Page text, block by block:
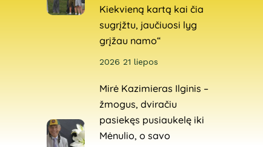
Kiekvieną kartą kai čia
sugrįžtu, jaučiuosi lyg
grįžau namo“
2026 21 liepos
Mirė Kazimieras Ilginis –
žmogus, dviračiu
pasiekęs pusiaukelę iki
Mėnulio, o savo